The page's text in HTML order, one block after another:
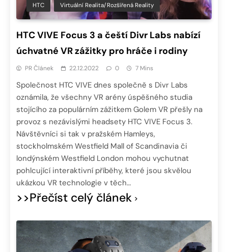
HTC Virtuální Realita/Rozšířená Reality
HTC VIVE Focus 3 a čeští Divr Labs nabízí
úchvatné VR zážitky pro hráče i rodiny
PR Článek 22.12.2022 0 7 Mins
Společnost HTC VIVE dnes společně s Divr Labs
oznámila, že všechny VR arény úspěšného studia
stojícího za populárním zážitkem Golem VR přešly na
provoz s nezávislými headsety HTC VIVE Focus 3.
Návštěvníci si tak v pražském Hamleys,
stockholmském Westfield Mall of Scandinavia či
londýnském Westfield London mohou vychutnat
pohlcující interaktivní příběhy, které jsou skvělou
ukázkou VR technologie v těch…
>>Přečíst celý článek